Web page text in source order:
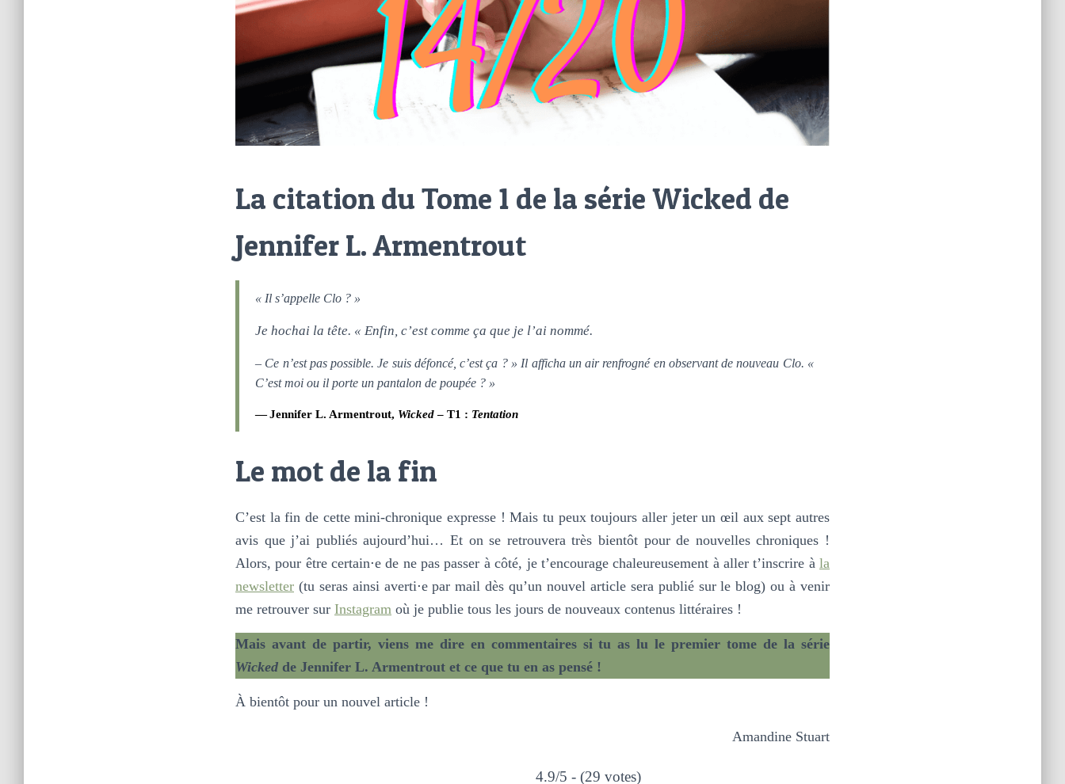
La citation du Tome 1 de la série Wicked de
Jennifer L. Armentrout
« Il s’appelle Clo ? »
Je hochai la tête. « Enfin, c’est comme ça que je l’ai nommé.
– Ce n’est pas possible. Je suis défoncé, c’est ça ? » Il afficha un air renfrogné en observant de nouveau Clo. «
C’est moi ou il porte un pantalon de poupée ? »
Jennifer L. Armentrout, Wicked– T1 : Tentation
Le mot de la fin
C’est la fin de cette mini-chronique expresse ! Mais tu peux toujours aller jeter un œil aux sept autres
avis que j’ai publiés aujourd’hui… Et on se retrouvera très bientôt pour de nouvelles chroniques !
Alors, pour être certain⋅e de ne pas passer à côté, je t’encourage chaleureusement à aller t’inscrire à la
newsletter (tu seras ainsi averti⋅e par mail dès qu’un nouvel article sera publié sur le blog) ou à venir
me retrouver sur Instagram où je publie tous les jours de nouveaux contenus littéraires !
Mais avant de partir, viens me dire en commentaires si tu as lu le premier tome de la série
Wicked de Jennifer L. Armentrout et ce que tu en as pensé !
À bientôt pour un nouvel article !
Amandine Stuart
4.9/5 - (29 votes)